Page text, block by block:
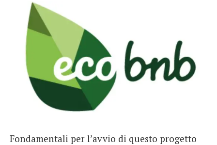
Fondamentali per l’avvio di questo progetto